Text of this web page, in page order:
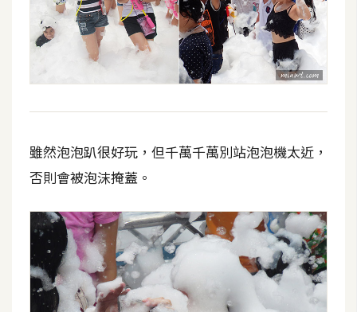
雖然泡泡趴很好玩，但千萬千萬別站泡泡機太近，
否則會被泡沫掩蓋。